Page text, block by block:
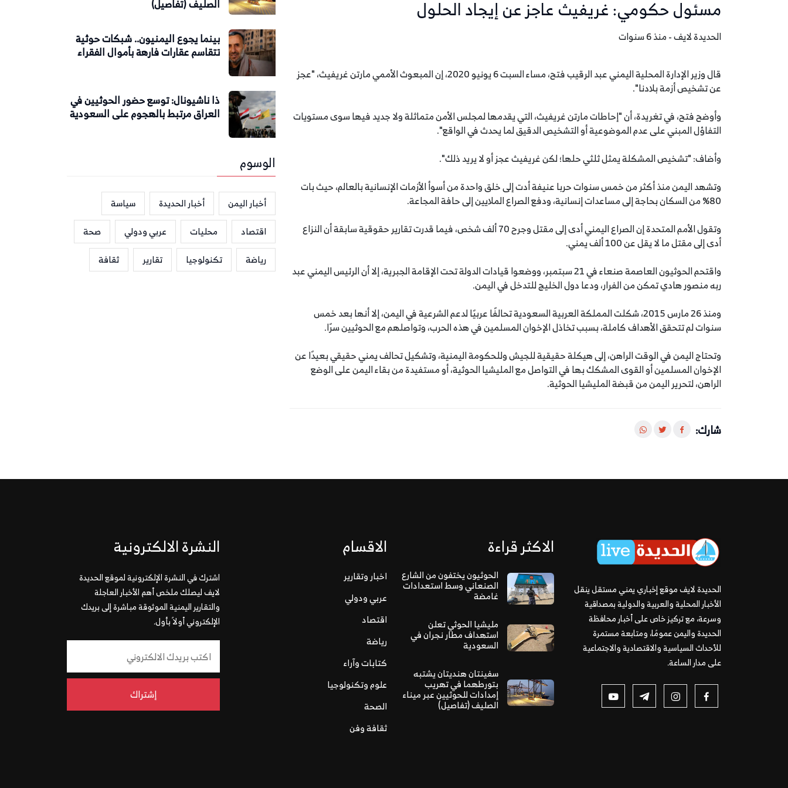
مسئول حكومي: غريفيث عاجز عن إيجاد الحلول
الحديدة لايف - منذ 6 سنوات
قال وزير الإدارة المحلية اليمني عبد الرقيب فتح، مساء السبت 6 يونيو 2020، إن المبعوث الأممي مارتن غريفيث، "عجز
عن تشخيص أزمة بلادنا".
وأوضح فتح، في تغريدة، أن "إحاطات مارتن غريفيث، التي يقدمها لمجلس الأمن متماثلة ولا جديد فيها سوى مستويات
التفاؤل المبني على عدم الموضوعية أو التشخيص الدقيق لما يحدث في الواقع".
وأضاف: "تشخيص المشكلة يمثل ثلثي حلها؛ لكن غريفيث عجز أو لا يريد ذلك".
وتشهد اليمن منذ أكثر من خمس سنوات حربا عنيفة أدت إلى خلق واحدة من أسوأ الأزمات الإنسانية بالعالم، حيث بات
80% من السكان بحاجة إلى مساعدات إنسانية، ودفع الصراع الملايين إلى حافة المجاعة.
وتقول الأمم المتحدة إن الصراع اليمني أدى إلى مقتل وجرح 70 ألف شخص، فيما قدرت تقارير حقوقية سابقة أن النزاع
أدى إلى مقتل ما لا يقل عن 100 ألف يمني.
واقتحم الحوثيون العاصمة صنعاء في 21 سبتمبر، ووضعوا قيادات الدولة تحت الإقامة الجبرية، إلا أن الرئيس اليمني عبد
ربه منصور هادي تمكن من الفرار، ودعا دول الخليج للتدخل في اليمن.
ومنذ 26 مارس 2015، شكلت المملكة العربية السعودية تحالفًا عربيًا لدعم الشرعية في اليمن، إلا أنها بعد خمس
سنوات لم تتحقق الأهداف كاملة، بسبب تخاذل الإخوان المسلمين في هذه الحرب، وتواصلهم مع الحوثيين سرًا.
وتحتاج اليمن في الوقت الراهن، إلى هيكلة حقيقية للجيش وللحكومة اليمنية، وتشكيل تحالف يمني حقيقي بعيدًا عن
الإخوان المسلمين أو القوى المشكك بها في التواصل مع المليشيا الحوثية، أو مستفيدة من بقاء اليمن على الوضع
الراهن، لتحرير اليمن من قبضة المليشيا الحوثية.
شارك:
الصليف (تفاصيل)
بينما يجوع اليمنيون.. شبكات حوثية
تتقاسم عقارات فارهة بأموال الفقراء
ذا ناشيونال: توسع حضور الحوثيين في
العراق مرتبط بالهجوم على السعودية
الوسوم
أخبار اليمن أخبار الحديدة
سياسة
اقتصاد
محليات عربي ودولي
صحة
رياضة
تكنولوجيا تقارير ثقافة
الحديدة لايف موقع إخباري يمني مستقل ينقل
الأخبار المحلية والعربية والدولية بمصداقية
وسرعة، مع تركيز خاص على أخبار محافظة
الحديدة واليمن عمومًا، ومتابعة مستمرة
للأحداث السياسية والاقتصادية والاجتماعية
على مدار الساعة.
الاكثر قراءة
الحوثيون يختفون من الشارع
الصنعاني وسط استعدادات
غامضة
مليشيا الحوثي تعلن
استهداف مطار نجران في
السعودية
سفينتان هنديتان يشتبه
بتورطهما في تهريب
إمدادات للحوثيين عبر ميناء
الصليف (تفاصيل)
الاقسام
اخبار وتقارير
عربي ودولي
اقتصاد
رياضة
كتابات وآراء
علوم وتكنولوجيا
الصحة
ثقافة وفن
النشرة الالكترونية
اشترك في النشرة الإلكترونية لموقع الحديدة
لايف ليصلك ملخص أهم الأخبار العاجلة
والتقارير اليمنية الموثوقة مباشرة إلى بريدك
الإلكتروني أولاً بأول.
إشتراك